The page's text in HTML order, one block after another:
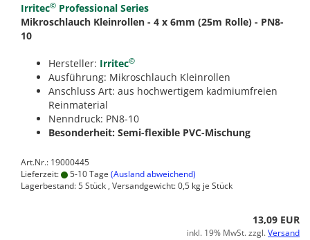
Irritec© Professional Series
Mikroschlauch Kleinrollen - 4 x 6mm (25m Rolle) - PN8-
10
Hersteller: Irritec©
Ausführung: Mikroschlauch Kleinrollen
Anschluss Art: aus hochwertigem kadmiumfreien
Reinmaterial
Nenndruck: PN8-10
Besonderheit: Semi-flexible PVC-Mischung
Art.Nr.: 19000445
Lieferzeit:
5-10 Tage (Ausland abweichend)
Lagerbestand: 5 Stück , Versandgewicht:0,5 kg je Stück
13,09 EUR
inkl. 19% MwSt. zzgl.Versand